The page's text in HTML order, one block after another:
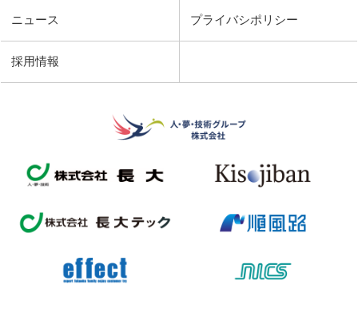
ニュース
採用情報
プライバシポリシー